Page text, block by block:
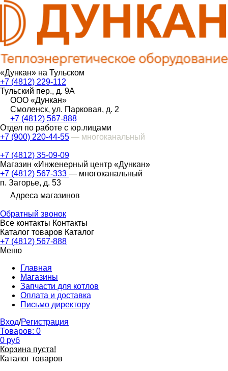
«Дункан» на Тульском
+7 (4812) 229-112
Тульский пер., д. 9А
ООО «Дункан»
Смоленск, ул. Парковая, д. 2
+7 (4812) 567-888
Отдел по работе с юр.лицами
+7 (900) 220-44-55 — многоканальный
+7 (4812) 35-09-09
Магазин «Инженерный центр «Дункан»
+7 (4812) 567-333 — многоканальный
п. Загорье, д. 53
Адреса магазинов
Обратный звонок
Все контакты Контакты
Каталог товаров Каталог
+7 (4812) 567-888
Меню
Главная
Магазины
Запчасти для котлов
Оплата и доставка
Письмо директору
Вход/Регистрация
Товаров: 0
0 руб
Корзина пуста!
Каталог товаров